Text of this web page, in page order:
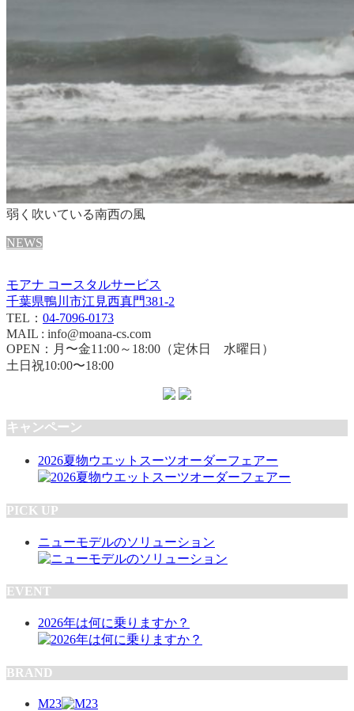
弱く吹いている南西の風
NEWS
モアナ コースタルサービス
千葉県鴨川市江見西真門381-2
TEL： 04-7096-0173
MAIL : info@moana-cs.com
OPEN：月〜金11:00～18:00（定休日 水曜日）
土日祝10:00〜18:00
キャンペーン
2026夏物ウエットスーツオーダーフェアー
PICK UP
ニューモデルのソリューション
EVENT
2026年は何に乗りますか？
BRAND
M23